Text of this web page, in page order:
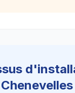
Chenevelles